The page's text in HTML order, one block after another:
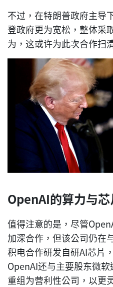
不过，在特朗普政府主导
登政府更为宽松，整体采
为，这或许为此次合作扫
OpenAI的算力与
值得注意的是，尽管
加深合作，但该公司仍在
积电合作研发自研AI芯片
OpenAI还与主要股东微
重组为营利性公司，以更